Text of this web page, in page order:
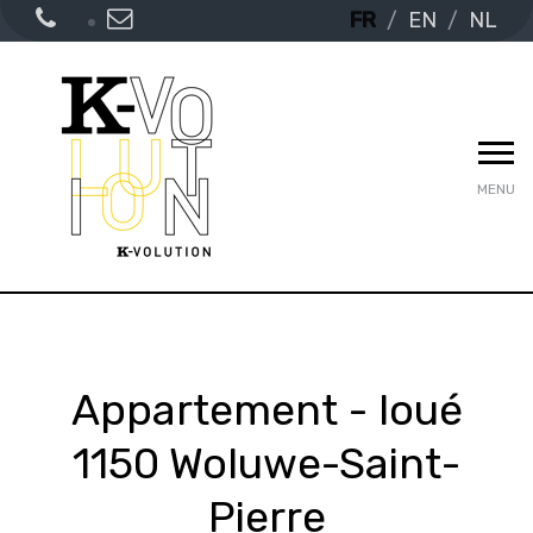
FR EN NL
MENU
Appartement - loué
1150 Woluwe-Saint-
Pierre